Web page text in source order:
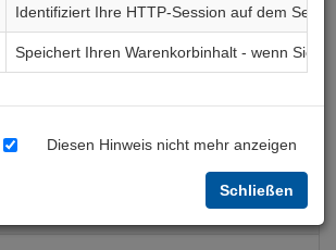
Identifiziert Ihre HTTP-Session auf dem Server
Speichert Ihren Warenkorbinhalt - wenn Sie
Diesen Hinweis nicht mehr anzeigen
Schließen
Zwölffingerdarm -